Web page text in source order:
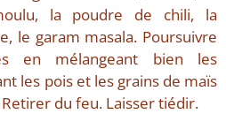
la poudre de chili, la
le garam masala. Poursuivre
en mélangeant bien les
les pois et les grains de maïs
du feu. Laisser tiédir.